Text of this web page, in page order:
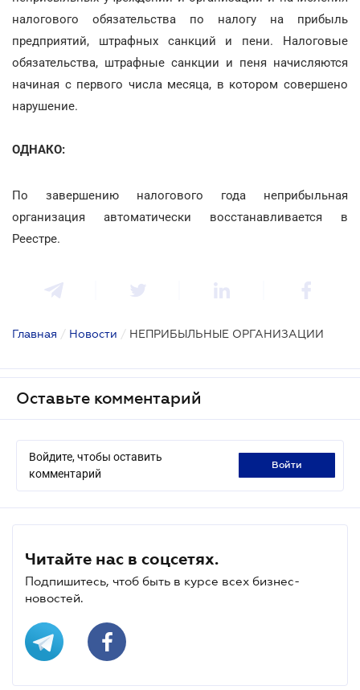
налогового обязательства по налогу на прибыль
предприятий, штрафных санкций и пени. Налоговые
обязательства, штрафные санкции и пеня начисляются
начиная с первого числа месяца, в котором совершено
нарушение.
ОДНАКО:
По завершению налогового года неприбыльная
организация автоматически восстанавливается в
Реестре.
Главная / Новости / НЕПРИБЫЛЬНЫЕ ОРГАНИЗАЦИИ
Оставьте комментарий
Войдите, чтобы оставить
комментарий
войти
Читайте нас в соцсетях.
Подпишитесь, чтоб быть в курсе всех бизнес-
новостей.